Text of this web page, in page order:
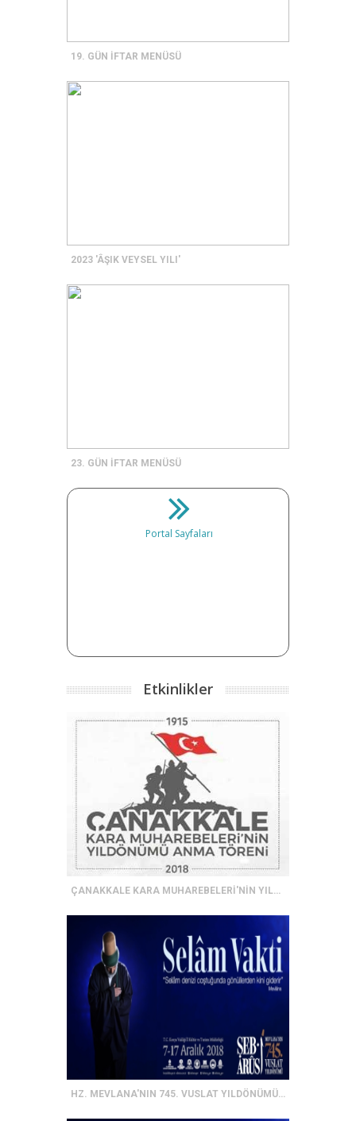
19. GÜN İFTAR MENÜSÜ
2023 'ÂŞIK VEYSEL YILI'
23. GÜN İFTAR MENÜSÜ
Portal Sayfaları
Etkinlikler
ÇANAKKALE KARA MUHAREBELERİ'NİN YILDÖNÜMÜ ANMA TÖRENİ
HZ. MEVLANA'NIN 745. VUSLAT YILDÖNÜMÜ ANMA TÖRENLERİ